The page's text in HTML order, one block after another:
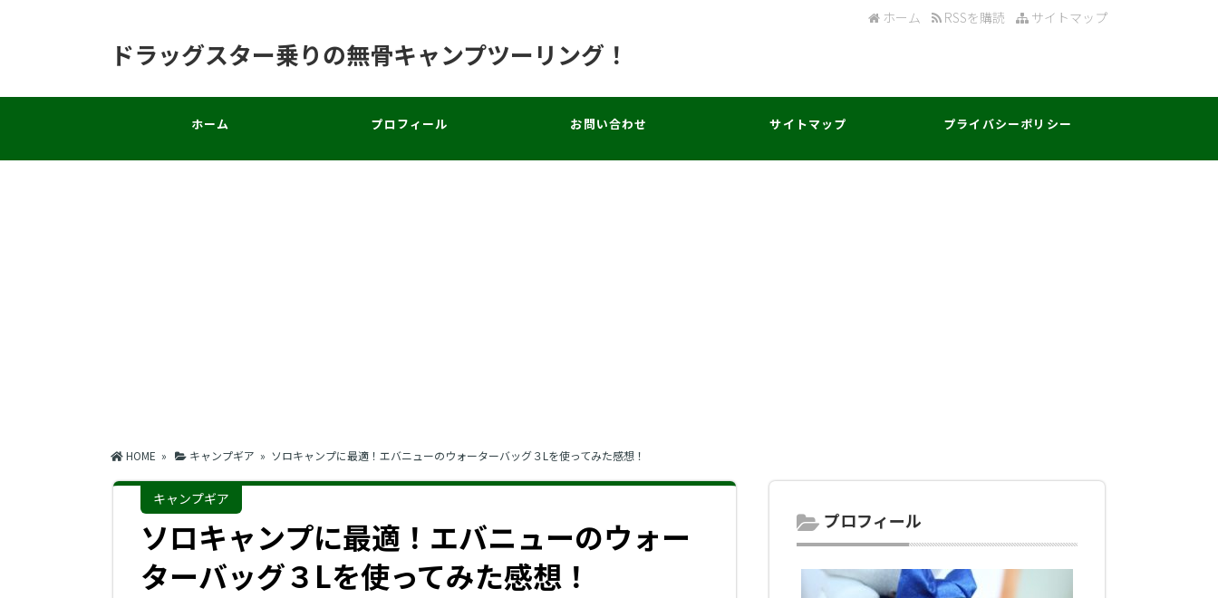
サイトマップ
RSSを購読
ホーム
ドラッグスター乗りの無骨キャンプツーリング！
ホーム プロフィール お問い合わせ サイトマップ プライバシーポリシー
HOME » キャンプギア » ソロキャンプに最適！エバニューのウォーターバッグ３Lを使ってみた感想！
キャンプギア
ソロキャンプに最適！エバニューのウォー
ターバッグ３Lを使ってみた感想！
プロフィール